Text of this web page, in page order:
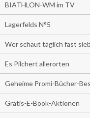
BIATHLON-WM im TV
Lagerfelds N°5
Wer schaut täglich fast
Es Pilchert allerorten
Geheime Promi-Bücher-
Gratis-E-Book-Aktionen